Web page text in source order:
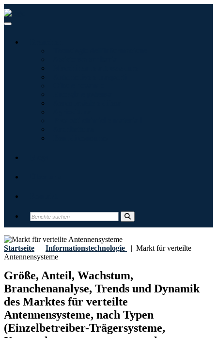
Startseite | Informationstechnologie | Markt für verteilte
Antennensysteme
Größe, Anteil, Wachstum,
Branchenanalyse, Trends und Dynamik
des Marktes für verteilte
Antennensysteme, nach Typen
(Einzelbetreiber-Trägersysteme,